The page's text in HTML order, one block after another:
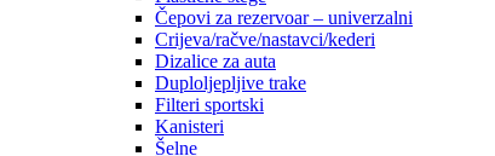
Čepovi za rezervoar – univerzalni
Crijeva/račve/nastavci/kederi
Dizalice za auta
Duploljepljive trake
Filteri sportski
Kanisteri
Šelne